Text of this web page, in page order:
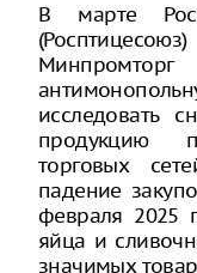
В марте
исследовать
продукцию
торговых
падение
февраля 2025
яйца и
значимых